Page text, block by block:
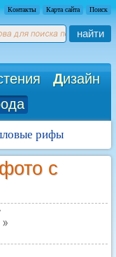
Контакты Карта сайта Поиск
найти
Дизайн
рифы
с